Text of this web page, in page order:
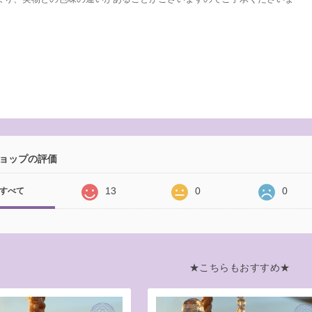
ップの評価
べて 13 0 0
★こちらもおすすめ★